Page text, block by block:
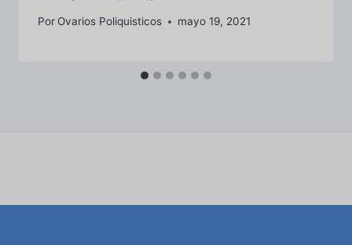
Por Ovarios Poliquisticos mayo 19, 2021